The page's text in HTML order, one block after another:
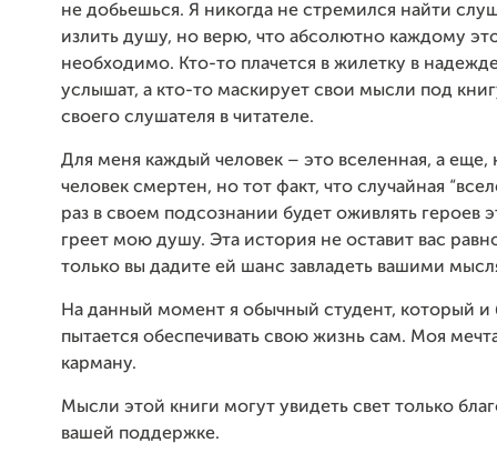
не добьешься. Я никогда не стремился найти
излить душу, но верю, что абсолютно каждому
необходимо. Кто-то плачется в жилетку в
услышат, а кто-то маскирует свои мысли под
своего слушателя в читателе.
Для меня каждый человек – это вселенная, а еще,
человек смертен, но тот факт, что случайная
раз в своем подсознании будет оживлять героев
греет мою душу. Эта история не оставит вас
только вы дадите ей шанс завладеть вашими
На данный момент я обычный студент, который и
пытается обеспечивать свою жизнь сам. Моя
карману.
Мысли этой книги могут увидеть свет только
вашей поддержке.